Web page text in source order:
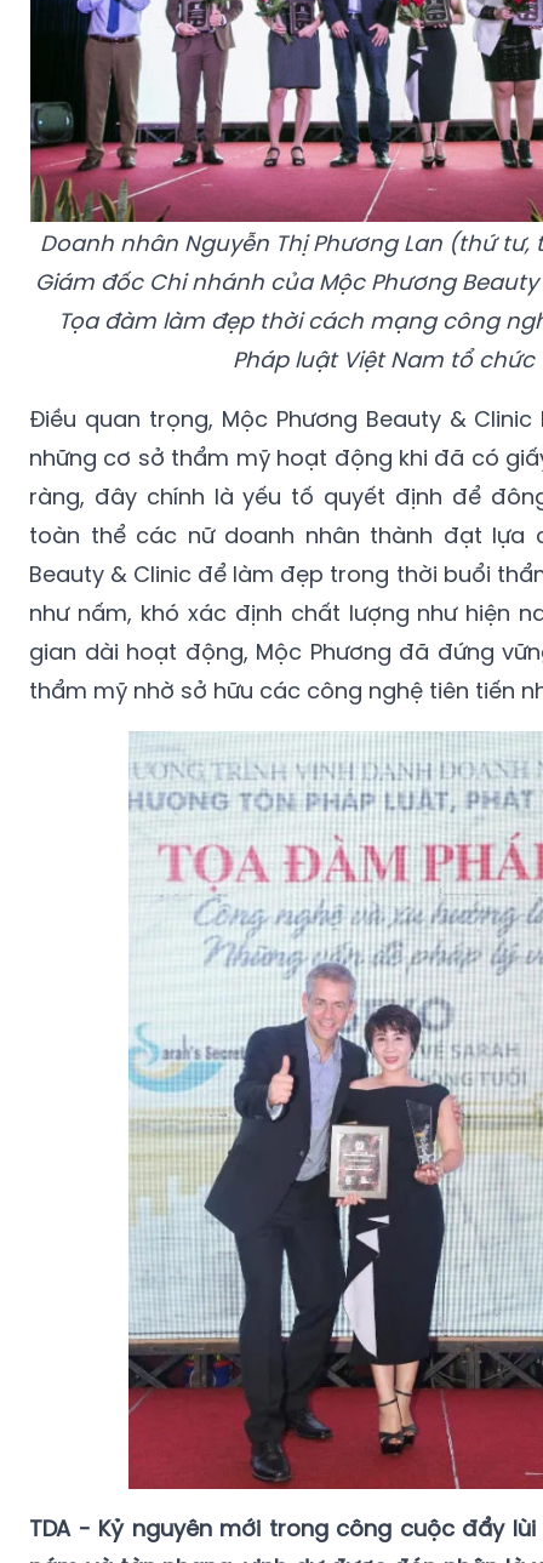
Doanh nhân Nguyễn Thị Phương Lan (thứ
Giám đốc Chi nhánh của Mộc Phương
Tọa đàm làm đẹp thời cách mạng công
Pháp luật Việt Nam tổ chức
Điều quan trọng, Mộc Phương Beauty &
những cơ sở thẩm mỹ hoạt động khi đã có
ràng, đây chính là yếu tố quyết định để
toàn thể các nữ doanh nhân thành đạt lựa
Beauty & Clinic để làm đẹp trong thời buổi
như nấm, khó xác định chất lượng như hiện
gian dài hoạt động, Mộc Phương đã đứng
thẩm mỹ nhờ sở hữu các công nghệ tiên tiến
TDA - Kỷ nguyên mới trong công cuộc đẩy